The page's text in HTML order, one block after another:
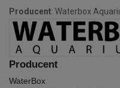
Producent: Waterbox
Producent
WaterBox